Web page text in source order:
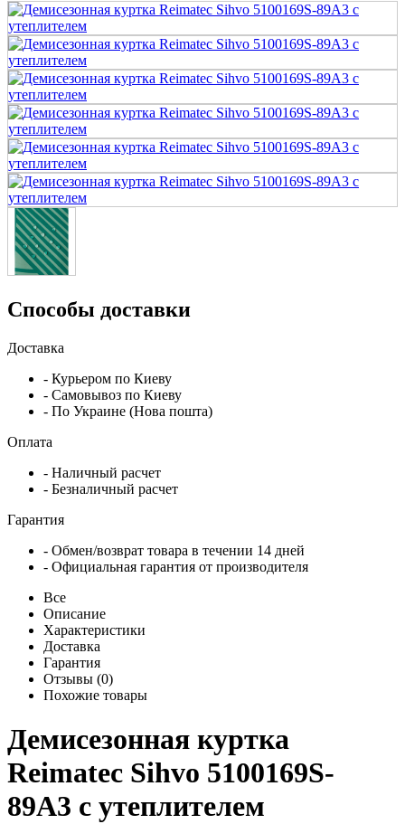
Способы доставки
Доставка
- Курьером по Киеву
- Самовывоз по Киеву
- По Украине (Нова пошта)
Оплата
- Наличный расчет
- Безналичный расчет
Гарантия
- Обмен/возврат товара в течении 14 дней
- Официальная гарантия от производителя
Все
Описание
Характеристики
Доставка
Гарантия
Отзывы (0)
Похожие товары
Демисезонная куртка
Reimatec Sihvo 5100169S-
89A3 с утеплителем